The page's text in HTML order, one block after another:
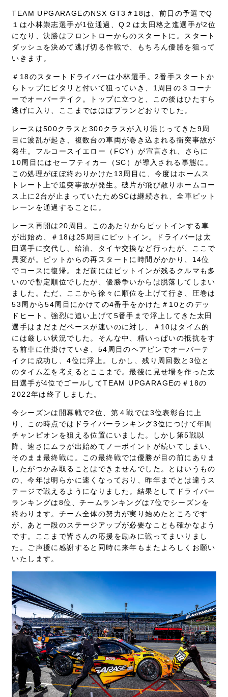
TEAM UPGARAGEのNSX GT3＃18は、前日の予選でQ
１は小林崇志選手が1位通過、Q２は太田格之進選手が2位
になり、決勝はフロントローからのスタートに。スタート
ダッシュを決めて逃げ切る作戦で、もちろん優勝を狙って
いきます。
＃18のスタートドライバーは小林選手。2番手スタートか
らトップにピタリと付いて狙っていき、1周目の３コーナ
ーでオーバーテイク。トップに立つと、この後はひたすら
逃げに入り、ここまではほぼプランどおりでした。
レースは500クラスと300クラスが入り混じってきた9周
目に波乱が起き、複数台の車両が巻き込まれる衝突事故が
発生。フルコースイエロー（FCY）が宣言され、さらに
10周目にはセーフティカー（SC）が導入される事態に。
この処理がほぼ終わりかけた13周目に、今度はホームス
トレート上で追突事故が発生。破片が飛び散りホームコー
ス上に2台が止まっていたためSCは継続され、全車ピット
レーンを通過することに。
レース再開は20周目。このあたりからピットインする車
が出始め、＃18は25周目にピットイン。ドライバーは太
田選手に交代し、給油、タイヤ交換など行ったが、ここで
異変が。ピットからの再スタートに時間がかかり、14位
でコースに復帰。まだ前にはピットインが残るクルマも多
いので暫定順位でしたが、優勝争いからは脱落してしまい
ました。ただ、ここから徐々に順位を上げて行き、圧巻は
53周から54周目にかけての4番手をかけた＃10とのデッ
ドヒート。強烈に追い上げて5番手まで浮上してきた太田
選手はまだまだペースが速いのに対し、＃10はタイム的
には厳しい状況でした。そんな中、精いっぱいの抵抗をす
る前車に仕掛けていき、54周目のヘアピンでオーバーテ
イクに成功し、4位に浮上。しかし、残り周回数と3位と
のタイム差を考えるとここまで。最後に見せ場を作った太
田選手が4位でゴールしてTEAM UPGARAGEの＃18の
2022年は終了しました。
今シーズンは開幕戦で2位、第４戦では3位表彰台に上
り、この時点ではドライバーランキング3位につけて年間
チャンピオンを狙える位置にいました。しかし第5戦以
降、速さにムラが出始めてノーポイントが続いてしまい、
そのまま最終戦に。この最終戦では優勝が目の前にありま
したがつかみ取ることはできませんでした。とはいうもの
の、今年は明らかに速くなっており、昨年までとは違うス
テージで戦えるようになりました。結果としてドライバー
ランキングは8位、チームランキングは7位でシーズンを
終わります。チーム全体の努力が実り始めたところです
が、あと一段のステージアップが必要なことも確かなよう
です。ここまで皆さんの応援を励みに戦ってまいりまし
た。ご声援に感謝すると同時に来年もまたよろしくお願い
いたします。